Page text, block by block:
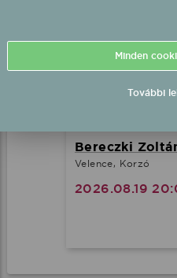
Bereczki
Velence, Korzó
2026.08.19
További